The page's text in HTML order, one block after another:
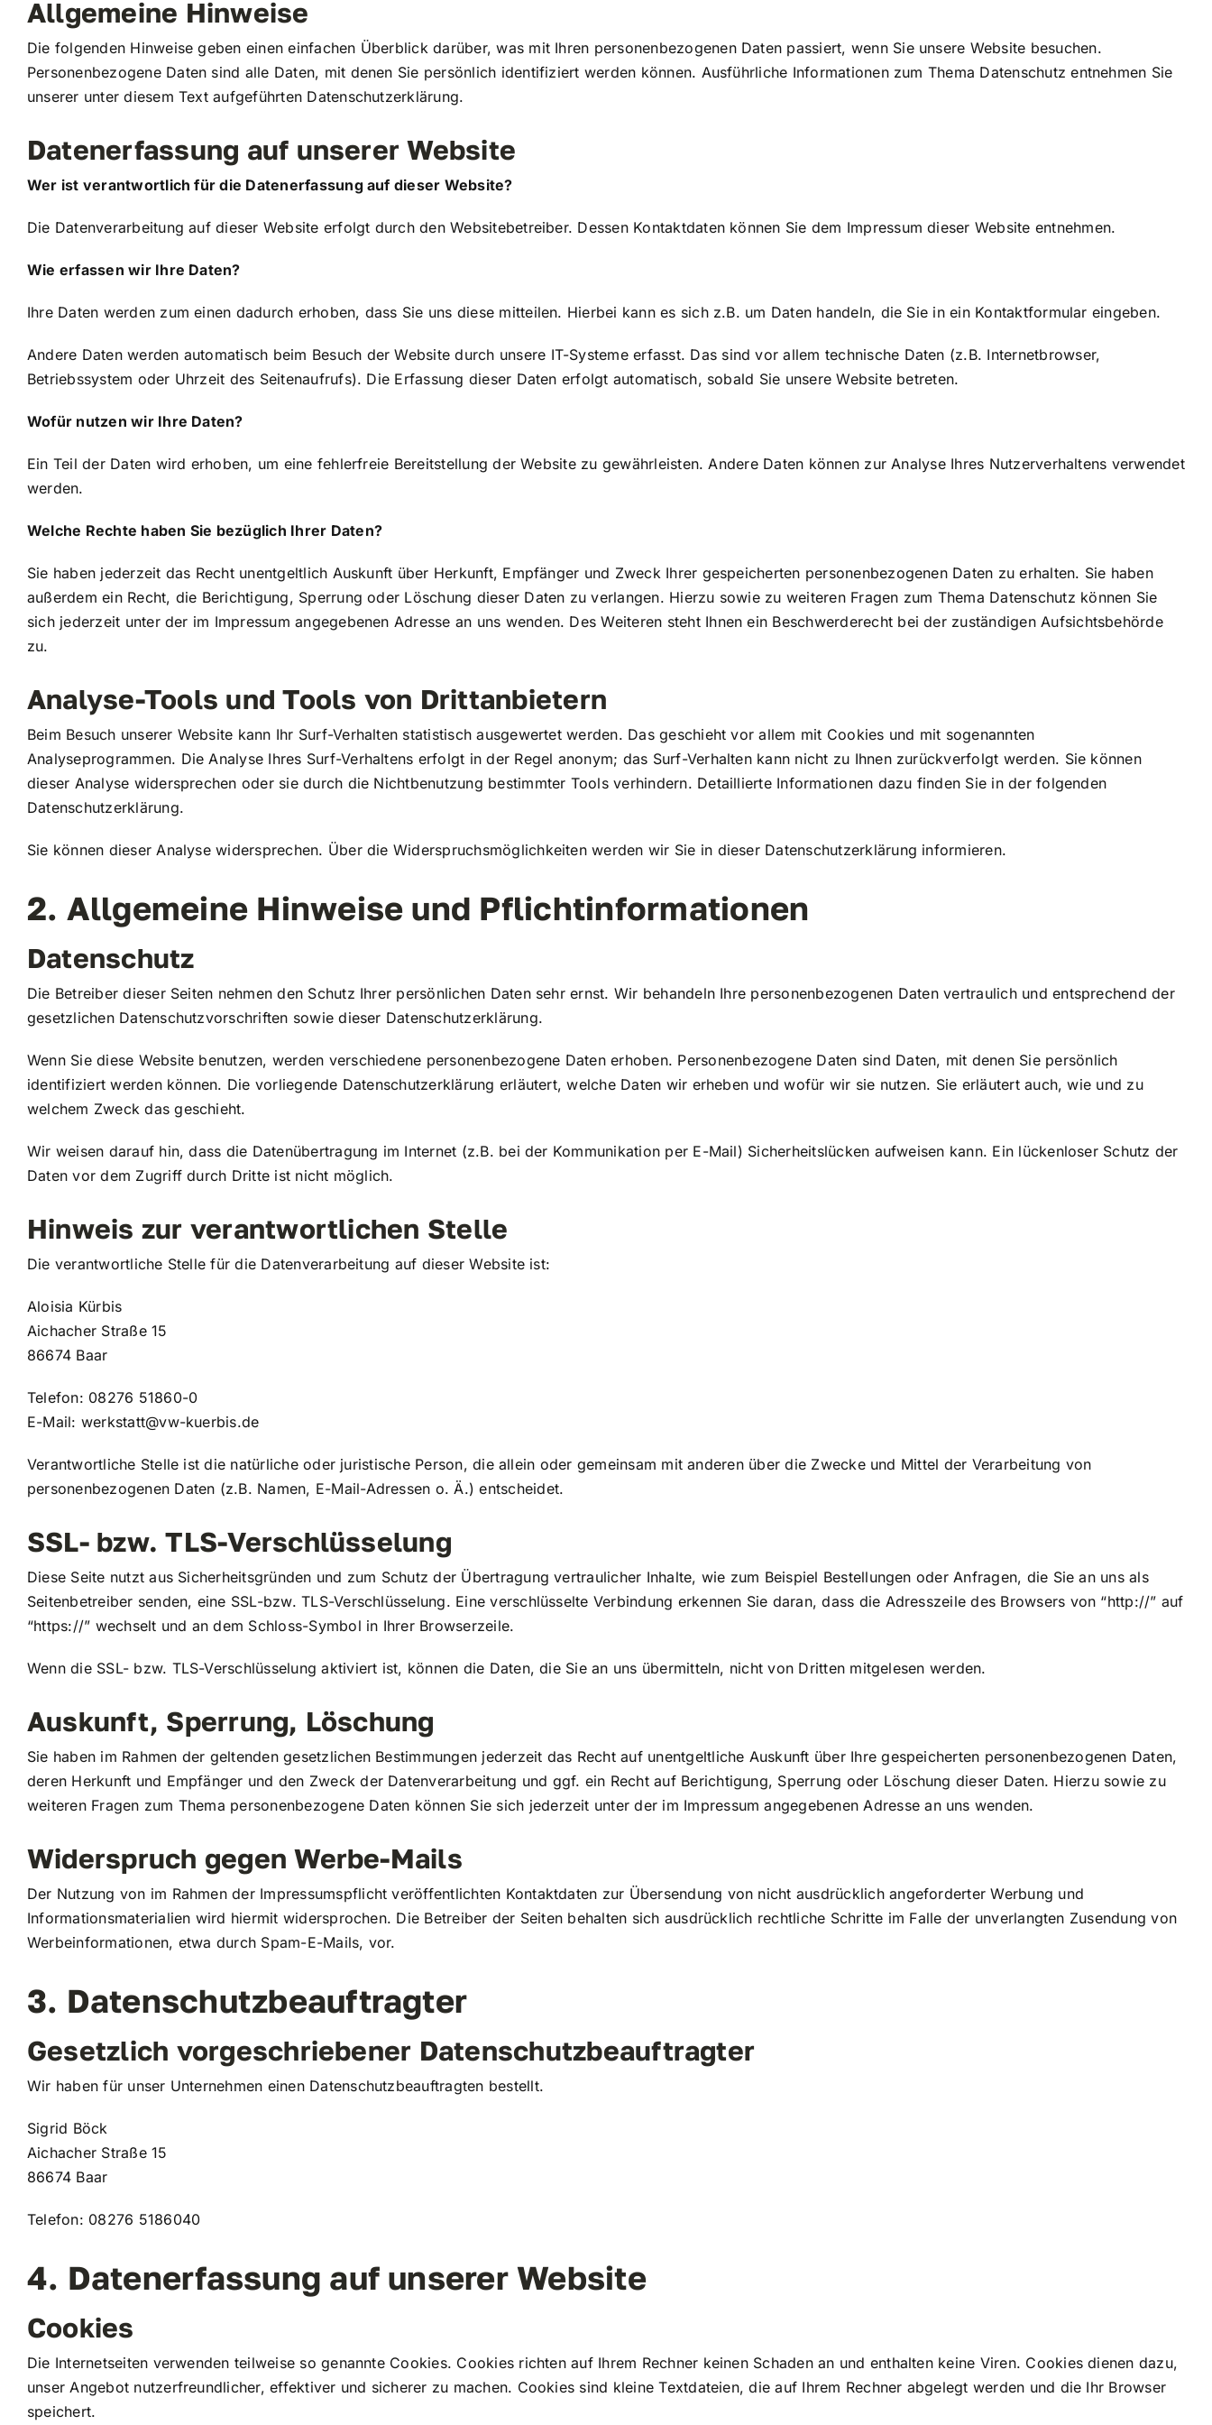
Allgemeine Hinweise
Die folgenden Hinweise geben einen einfachen Überblick darüber, was mit Ihren personenbezogenen Daten passiert, wenn Sie unsere Website besuchen.
Personenbezogene Daten sind alle Daten, mit denen Sie persönlich identifiziert werden können. Ausführliche Informationen zum Thema Datenschutz entnehmen Sie
unserer unter diesem Text aufgeführten Datenschutzerklärung.
Datenerfassung auf unserer Website
Wer ist verantwortlich für die Datenerfassung auf dieser Website?
Die Datenverarbeitung auf dieser Website erfolgt durch den Websitebetreiber. Dessen Kontaktdaten können Sie dem Impressum dieser Website entnehmen.
Wie erfassen wir Ihre Daten?
Ihre Daten werden zum einen dadurch erhoben, dass Sie uns diese mitteilen. Hierbei kann es sich z.B. um Daten handeln, die Sie in ein Kontaktformular eingeben.
Andere Daten werden automatisch beim Besuch der Website durch unsere IT-Systeme erfasst. Das sind vor allem technische Daten (z.B. Internetbrowser,
Betriebssystem oder Uhrzeit des Seitenaufrufs). Die Erfassung dieser Daten erfolgt automatisch, sobald Sie unsere Website betreten.
Wofür nutzen wir Ihre Daten?
Ein Teil der Daten wird erhoben, um eine fehlerfreie Bereitstellung der Website zu gewährleisten. Andere Daten können zur Analyse Ihres Nutzerverhaltens verwendet
werden.
Welche Rechte haben Sie bezüglich Ihrer Daten?
Sie haben jederzeit das Recht unentgeltlich Auskunft über Herkunft, Empfänger und Zweck Ihrer gespeicherten personenbezogenen Daten zu erhalten. Sie haben
außerdem ein Recht, die Berichtigung, Sperrung oder Löschung dieser Daten zu verlangen. Hierzu sowie zu weiteren Fragen zum Thema Datenschutz können Sie
sich jederzeit unter der im Impressum angegebenen Adresse an uns wenden. Des Weiteren steht Ihnen ein Beschwerderecht bei der zuständigen Aufsichtsbehörde
zu.
Analyse-Tools und Tools von Drittanbietern
Beim Besuch unserer Website kann Ihr Surf-Verhalten statistisch ausgewertet werden. Das geschieht vor allem mit Cookies und mit sogenannten
Analyseprogrammen. Die Analyse Ihres Surf-Verhaltens erfolgt in der Regel anonym; das Surf-Verhalten kann nicht zu Ihnen zurückverfolgt werden. Sie können
dieser Analyse widersprechen oder sie durch die Nichtbenutzung bestimmter Tools verhindern. Detaillierte Informationen dazu finden Sie in der folgenden
Datenschutzerklärung.
Sie können dieser Analyse widersprechen. Über die Widerspruchsmöglichkeiten werden wir Sie in dieser Datenschutzerklärung informieren.
2. Allgemeine Hinweise und Pflichtinformationen
Datenschutz
Die Betreiber dieser Seiten nehmen den Schutz Ihrer persönlichen Daten sehr ernst. Wir behandeln Ihre personenbezogenen Daten vertraulich und entsprechend der
gesetzlichen Datenschutzvorschriften sowie dieser Datenschutzerklärung.
Wenn Sie diese Website benutzen, werden verschiedene personenbezogene Daten erhoben. Personenbezogene Daten sind Daten, mit denen Sie persönlich
identifiziert werden können. Die vorliegende Datenschutzerklärung erläutert, welche Daten wir erheben und wofür wir sie nutzen. Sie erläutert auch, wie und zu
welchem Zweck das geschieht.
Wir weisen darauf hin, dass die Datenübertragung im Internet (z.B. bei der Kommunikation per E-Mail) Sicherheitslücken aufweisen kann. Ein lückenloser Schutz der
Daten vor dem Zugriff durch Dritte ist nicht möglich.
Hinweis zur verantwortlichen Stelle
Die verantwortliche Stelle für die Datenverarbeitung auf dieser Website ist:
Aloisia Kürbis
Aichacher Straße 15
86674 Baar
Telefon: 08276 51860-0
E-Mail: werkstatt@vw-kuerbis.de
Verantwortliche Stelle ist die natürliche oder juristische Person, die allein oder gemeinsam mit anderen über die Zwecke und Mittel der Verarbeitung von
personenbezogenen Daten (z.B. Namen, E-Mail-Adressen o. Ä.) entscheidet.
SSL- bzw. TLS-Verschlüsselung
Diese Seite nutzt aus Sicherheitsgründen und zum Schutz der Übertragung vertraulicher Inhalte, wie zum Beispiel Bestellungen oder Anfragen, die Sie an uns als
Seitenbetreiber senden, eine SSL-bzw. TLS-Verschlüsselung. Eine verschlüsselte Verbindung erkennen Sie daran, dass die Adresszeile des Browsers von “http://” auf
“https://” wechselt und an dem Schloss-Symbol in Ihrer Browserzeile.
Wenn die SSL- bzw. TLS-Verschlüsselung aktiviert ist, können die Daten, die Sie an uns übermitteln, nicht von Dritten mitgelesen werden.
Auskunft, Sperrung, Löschung
Sie haben im Rahmen der geltenden gesetzlichen Bestimmungen jederzeit das Recht auf unentgeltliche Auskunft über Ihre gespeicherten personenbezogenen Daten,
deren Herkunft und Empfänger und den Zweck der Datenverarbeitung und ggf. ein Recht auf Berichtigung, Sperrung oder Löschung dieser Daten. Hierzu sowie zu
weiteren Fragen zum Thema personenbezogene Daten können Sie sich jederzeit unter der im Impressum angegebenen Adresse an uns wenden.
Widerspruch gegen Werbe-Mails
Der Nutzung von im Rahmen der Impressumspflicht veröffentlichten Kontaktdaten zur Übersendung von nicht ausdrücklich angeforderter Werbung und
Informationsmaterialien wird hiermit widersprochen. Die Betreiber der Seiten behalten sich ausdrücklich rechtliche Schritte im Falle der unverlangten Zusendung von
Werbeinformationen, etwa durch Spam-E-Mails, vor.
3. Datenschutzbeauftragter
Gesetzlich vorgeschriebener Datenschutzbeauftragter
Wir haben für unser Unternehmen einen Datenschutzbeauftragten bestellt.
Sigrid Böck
Aichacher Straße 15
86674 Baar
Telefon: 08276 5186040
4. Datenerfassung auf unserer Website
Cookies
Die Internetseiten verwenden teilweise so genannte Cookies. Cookies richten auf Ihrem Rechner keinen Schaden an und enthalten keine Viren. Cookies dienen dazu,
unser Angebot nutzerfreundlicher, effektiver und sicherer zu machen. Cookies sind kleine Textdateien, die auf Ihrem Rechner abgelegt werden und die Ihr Browser
speichert.